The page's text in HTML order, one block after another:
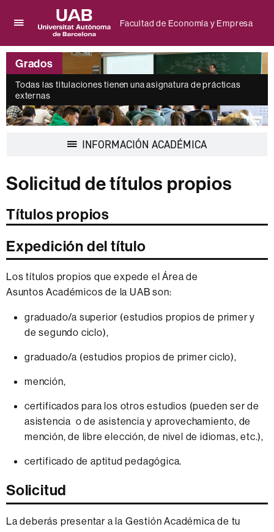
aquí
para
desplegar
el
menú
de
Facultad
Universitat
Autònoma
de
Barcelona
Facultad de Economía y Empresa
Grados
Todas las titulaciones tienen una asignatura de prácticas
externas
INFORMACIÓN ACADÉMICA
Solicitud de títulos propios
Títulos propios
Expedición del título
Los títulos propios que expede el Área de
Asuntos Académicos de la UAB son:
graduado/a superior (estudios propios de primer y
de segundo ciclo),
graduado/a (estudios propios de primer ciclo),
mención,
certificados para los otros estudios (pueden ser de
asistencia o de asistencia y aprovechamiento, de
mención, de libre elección, de nivel de idiomas, etc.),
certificado de aptitud pedagógica.
Solicitud
La deberás presentar a la Gestión Académica de tu